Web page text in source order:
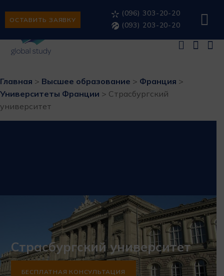
ОСТАВИТЬ ЗАЯВКУ
(096) 303-20-20
(093) 203-20-20
Главная > Высшее образование > Франция >
Университеты Франции > Страсбургский
университет
Страсбургский университет
БЕСПЛАТНАЯ КОНСУЛЬТАЦИЯ